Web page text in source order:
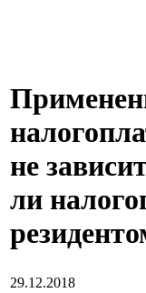
не
ли
29.12.2018